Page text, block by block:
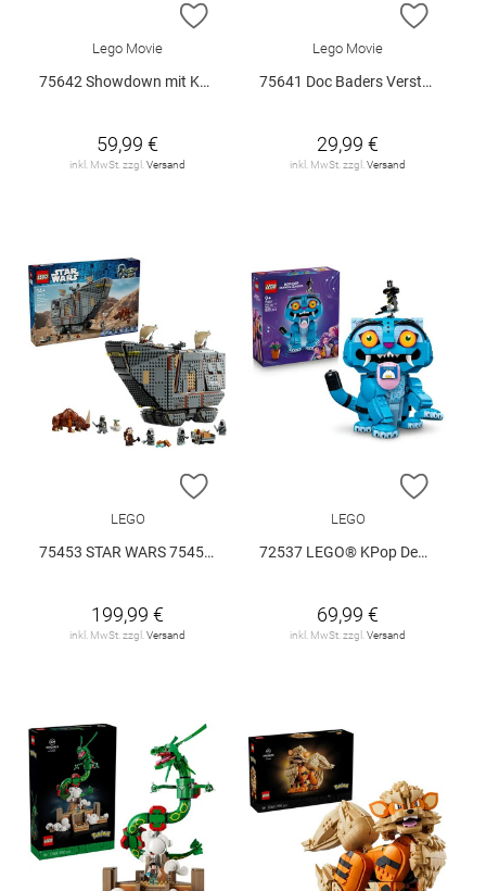
ZUR WUNSCHLISTE HINZUFÜGEN
Lego Movie
75642 Showdown mit Kapitän Smoker V29
59,99 €
inkl. MwSt. zzgl.Versand
ZUR
Lego Movie
75641 Doc Baders Versteck V29
29,99 €
inkl. MwSt. zzgl.Versand
ZUR WUNSCHLISTE HINZUFÜGEN
LEGO
75453 STAR WARS 75453 V29
199,99 €
inkl. MwSt. zzgl.Versand
ZUR
LEGO
72537 LEGO® KPop Demon Hunters 72537 V29
69,99 €
inkl. MwSt. zzgl.Versand